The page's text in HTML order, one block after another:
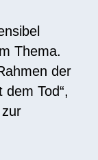
Thema.
der
Tod“,